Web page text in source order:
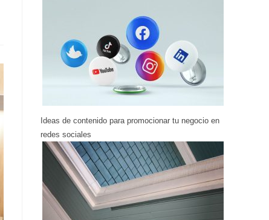
Ideas de contenido para promocionar tu negocio en
redes sociales